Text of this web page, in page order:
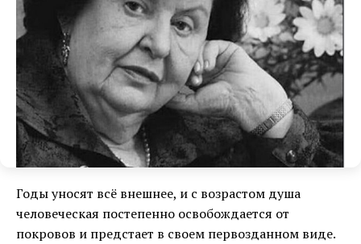
Годы уносят всё внешнее, и с возрастом душа
человеческая постепенно освобождается от
покровов и предстает в своем первозданном виде.